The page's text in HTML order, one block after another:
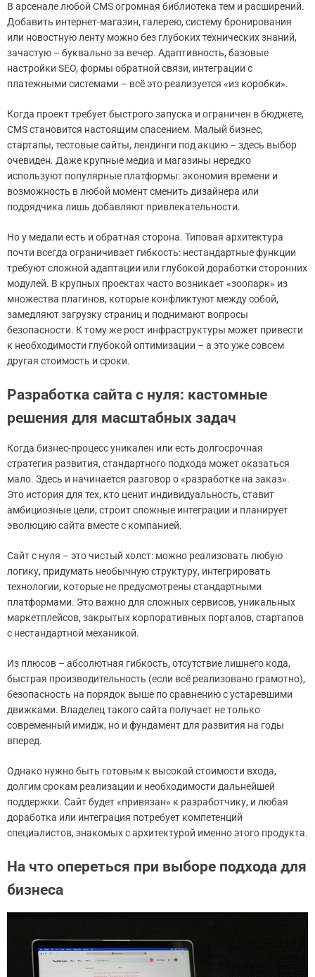
В арсенале любой CMS огромная библиотека тем и расширений.
Добавить интернет-магазин, галерею, систему бронирования
или новостную ленту можно без глубоких технических знаний,
зачастую – буквально за вечер. Адаптивность, базовые
настройки SEO, формы обратной связи, интеграции с
платежными системами – всё это реализуется «из коробки».
Когда проект требует быстрого запуска и ограничен в бюджете,
CMS становится настоящим спасением. Малый бизнес,
стартапы, тестовые сайты, лендинги под акцию – здесь выбор
очевиден. Даже крупные медиа и магазины нередко
используют популярные платформы: экономия времени и
возможность в любой момент сменить дизайнера или
подрядчика лишь добавляют привлекательности.
Но у медали есть и обратная сторона. Типовая архитектура
почти всегда ограничивает гибкость: нестандартные функции
требуют сложной адаптации или глубокой доработки сторонних
модулей. В крупных проектах часто возникает «зоопарк» из
множества плагинов, которые конфликтуют между собой,
замедляют загрузку страниц и поднимают вопросы
безопасности. К тому же рост инфраструктуры может привести
к необходимости глубокой оптимизации – а это уже совсем
другая стоимость и сроки.
Разработка сайта с нуля: кастомные
решения для масштабных задач
Когда бизнес-процесс уникален или есть долгосрочная
стратегия развития, стандартного подхода может оказаться
мало. Здесь и начинается разговор о «разработке на заказ».
Это история для тех, кто ценит индивидуальность, ставит
амбициозные цели, строит сложные интеграции и планирует
эволюцию сайта вместе с компанией.
Сайт с нуля – это чистый холст: можно реализовать любую
логику, придумать необычную структуру, интегрировать
технологии, которые не предусмотрены стандартными
платформами. Это важно для сложных сервисов, уникальных
маркетплейсов, закрытых корпоративных порталов, стартапов
с нестандартной механикой.
Из плюсов – абсолютная гибкость, отсутствие лишнего кода,
быстрая производительность (если всё реализовано грамотно),
безопасность на порядок выше по сравнению с устаревшими
движками. Владелец такого сайта получает не только
современный имидж, но и фундамент для развития на годы
вперед.
Однако нужно быть готовым к высокой стоимости входа,
долгим срокам реализации и необходимости дальнейшей
поддержки. Сайт будет «привязан» к разработчику, и любая
доработка или интеграция потребует компетенций
специалистов, знакомых с архитектурой именно этого продукта.
На что опереться при выборе подхода для
бизнеса